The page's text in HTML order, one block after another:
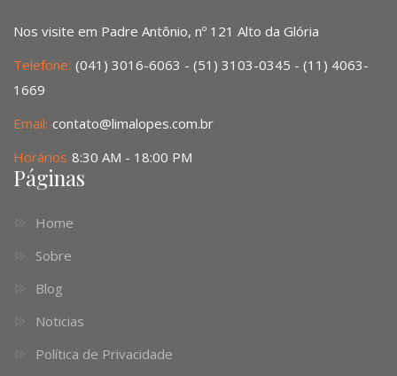
Nos visite em Padre Antônio, nº 121 Alto da Glória
Telefone: (041) 3016-6063 - (51) 3103-0345 - (11) 4063-
1669
Email: contato@limalopes.com.br
Horários 8:30 AM - 18:00 PM
Páginas
Home
Sobre
Blog
Noticias
Política de Privacidade